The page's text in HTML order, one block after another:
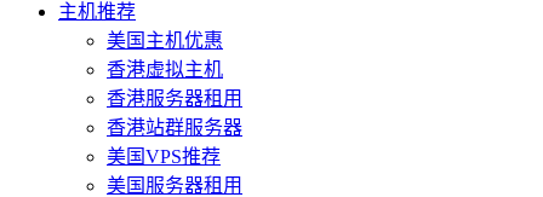
主机推荐
美国主机优惠
香港虚拟主机
香港服务器租用
香港站群服务器
美国VPS推荐
美国服务器租用